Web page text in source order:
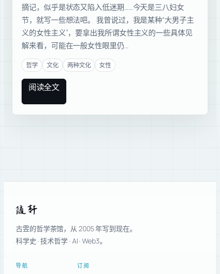
摘记，似乎是状态又陷入低迷期……今天是三八妇女
节，就写一些想法吧。 我曾说过，我是某种“大男子主
义的女性主义”，要拿出我所谓女性主义的一些具体见
解来看，可能在一般女性眼里仍…
哲学 文化 两种文化 女性
阅读全文
随轩
古雴的哲学茶馆，从 2005 年写到现在。
科学史 · 技术哲学 · AI · Web3。
导航 订阅